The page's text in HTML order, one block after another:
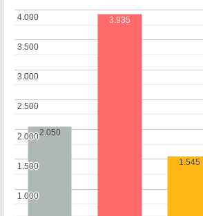
1.000
1.000
1.500
1.500
2.000
2.000
2.500
2.500
3.000
3.000
3.500
3.500
4.000
4.000
2.050
3.935
1.545